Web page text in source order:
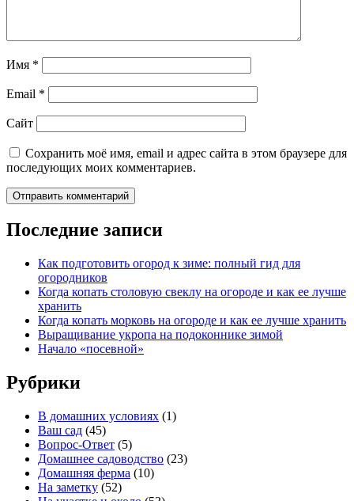
Имя *
Email *
Сайт
Сохранить моё имя, email и адрес сайта в этом браузере для
последующих моих комментариев.
Последние записи
Как подготовить огород к зиме: полный гид для
огородников
Когда копать столовую свеклу на огороде и как ее лучше
хранить
Когда копать морковь на огороде и как ее лучше хранить
Выращивание укропа на подоконнике зимой
Начало «посевной»
Рубрики
В домашних условиях (1)
Ваш сад (45)
Вопрос-Ответ (5)
Домашнее садоводство (23)
Домашняя ферма (10)
На заметку (52)